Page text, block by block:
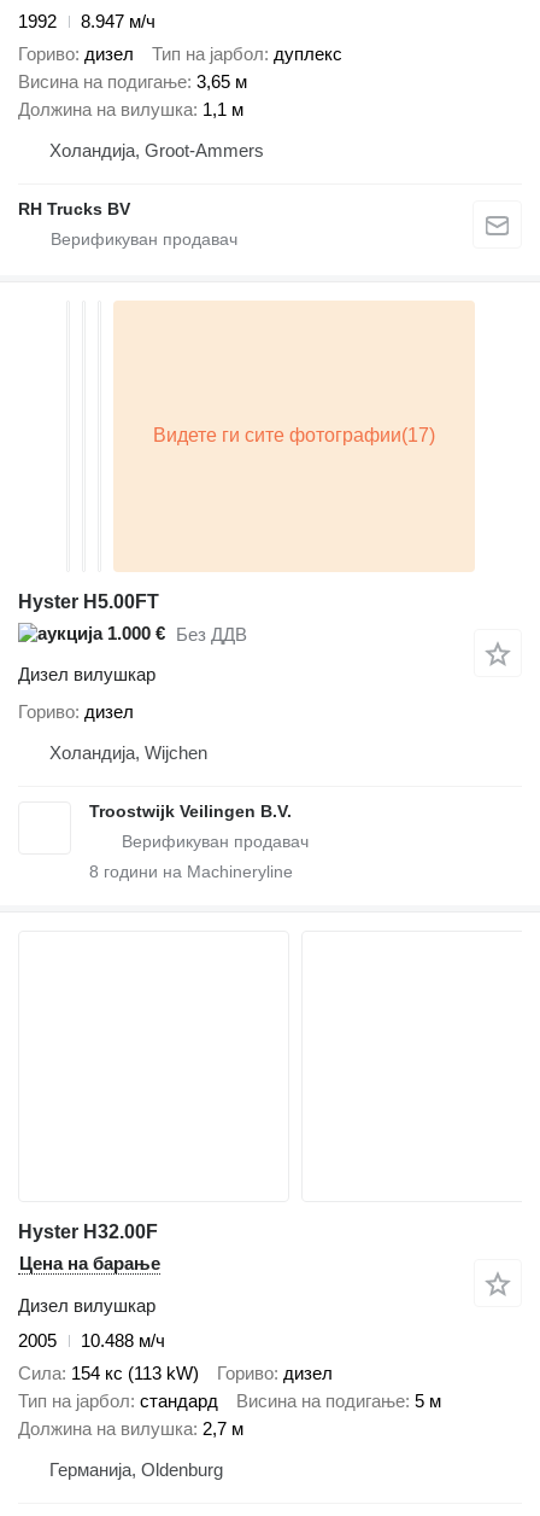
1992
8.947 м/ч
Гориво дизел Тип на јарбол дуплекс
Висина на подигање 3,65 м
Должина на вилушка 1,1 м
Холандија, Groot-Ammers
RH Trucks BV
Hyster H5.00FT
1.000 € Без ДДВ
Дизел вилушкар
Гориво дизел
Холандија, Wijchen
Troostwijk Veilingen B.V.
8 години на Machineryline
Hyster H32.00F
Цена на барање
Дизел вилушкар
2005
10.488 м/ч
Сила 154 кс (113 kW) Гориво дизел
Тип на јарбол стандард Висина на подигање 5 м
Должина на вилушка 2,7 м
Германија, Oldenburg